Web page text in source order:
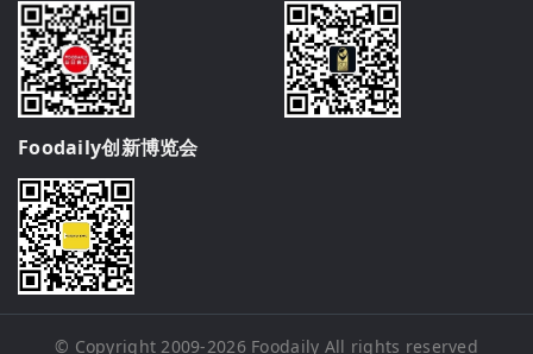
Foodaily创新博览会
© Copyright 2009-2026 Foodaily All rights reserved